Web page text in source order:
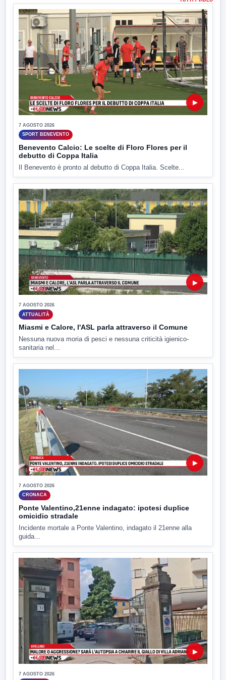
▶
7 AGOSTO 2026
SPORT BENEVENTO
Benevento Calcio: Le scelte di Floro Flores per il
debutto di Coppa Italia
Il Benevento è pronto al debutto di Coppa Italia. Scelte...
▶
7 AGOSTO 2026
ATTUALITÀ
Miasmi e Calore, l'ASL parla attraverso il Comune
Nessuna nuova moria di pesci e nessuna criticità igienico-
sanitaria nel...
▶
7 AGOSTO 2026
CRONACA
Ponte Valentino,21enne indagato: ipotesi duplice
omicidio stradale
Incidente mortale a Ponte Valentino, indagato il 21enne alla
guida...
▶
7 AGOSTO 2026